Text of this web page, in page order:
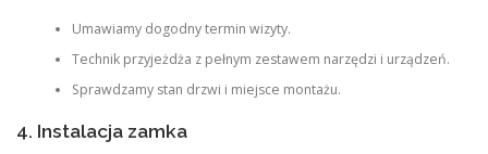
Umawiamy dogodny termin wizyty.
Technik przyjeżdża z pełnym zestawem narzędzi i urządzeń.
Sprawdzamy stan drzwi i miejsce montażu.
4. Instalacja zamka